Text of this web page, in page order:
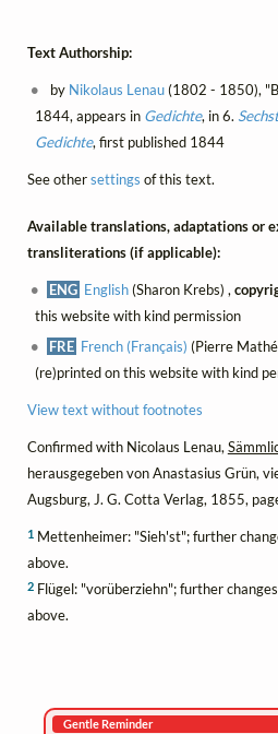
Text Authorship:
by Nikolaus Lenau(1802 - 1850),
1844, appears in Gedichte, in 6.
Gedichte, first published 1844
See othersettings of this text.
Available translations, adaptations or
transliterations (if applicable):
ENG English(Sharon Krebs) ,
this website with kind permission
FRE French (Français) (Pierre
(re)printed on this website with kind
View text without footnotes
Confirmed with Nicolaus Lenau,
herausgegeben von Anastasius Grün,
Augsburg, J. G. Cotta Verlag, 1855,
1Mettenheimer: "Sieh'st"; further
above.
2Flügel: "vorüberziehn"; further
above.
Gentle Reminder